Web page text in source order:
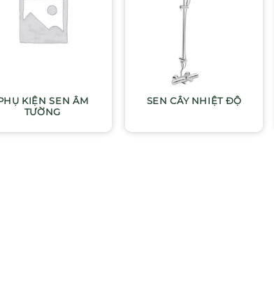
KIỆN SEN ÂM
TƯỜNG
SEN CÂY NHIỆT ĐỘ